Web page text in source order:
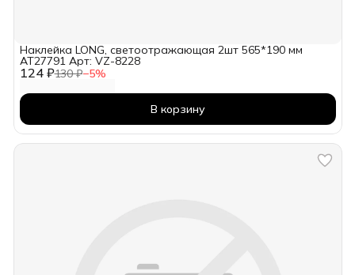
124 ₽130 ₽−5%
Наклейка LONG, светоотражающая 2шт 565*190 мм
AT27791 Арт: VZ-8228
В корзину